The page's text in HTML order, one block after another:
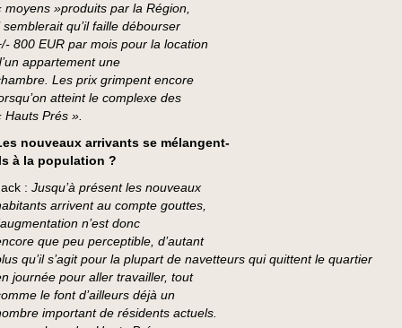
moyens »produits par la Région,
semblerait qu’il faille débourser
800 EUR par mois pour la location
appartement une
Les prix grimpent encore
atteint le complexe des
Hauts Prés ».
nouveaux arrivants se mélangent-
à la population ?
: Jusqu’à présent les nouveaux
arrivent au compte gouttes,
n’est donc
que peu perceptible, d’autant
qu’il s’agit pour la plupart de navetteurs qui quittent le quartier
journée pour aller travailler, tout
le font d’ailleurs déjà un
important de résidents actuels.